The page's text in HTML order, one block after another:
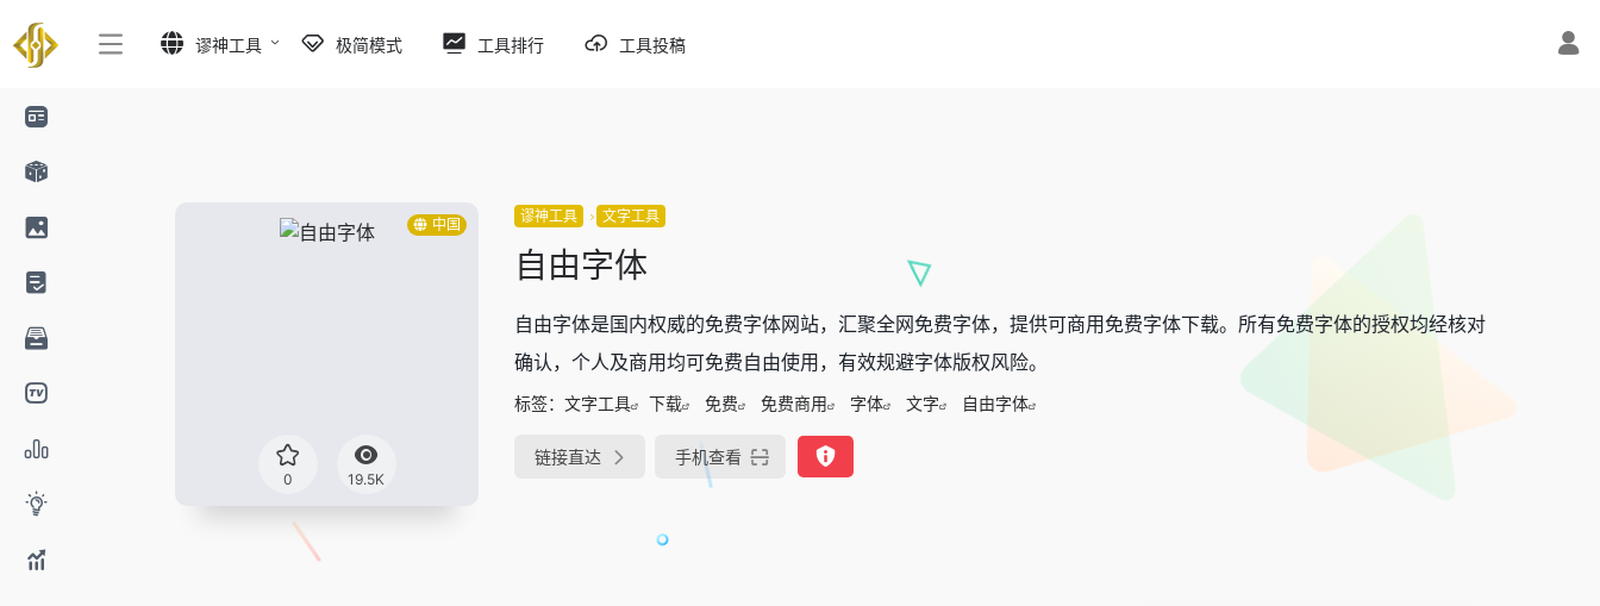
谬神工具 极简模式 工具排行 工具投稿
中国
0 19.5K
谬神工具 文字工具
自由字体
自由字体是国内权威的免费字体网站，汇聚全网免费字体，提供可商用免费字体下载。所有免费字体的授权均经核对
确认，个人及商用均可免费自由使用，有效规避字体版权风险。
标签： 文字工具 下载 免费 免费商用 字体 文字 自由字体
链接直达 手机查看